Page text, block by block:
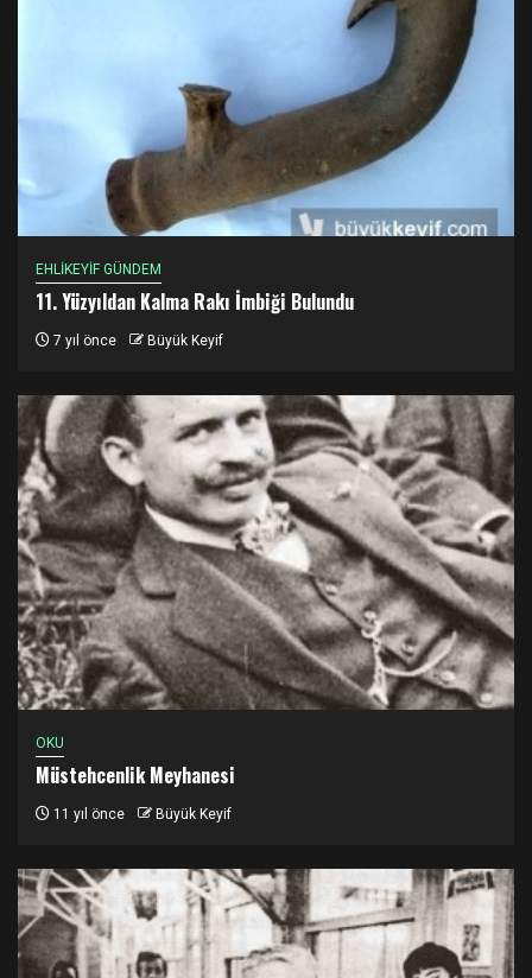
EHLİKEYİF GÜNDEM
11. Yüzyıldan Kalma Rakı İmbiği Bulundu
7 yıl önce Büyük Keyif
OKU
Müstehcenlik Meyhanesi
11 yıl önce Büyük Keyif